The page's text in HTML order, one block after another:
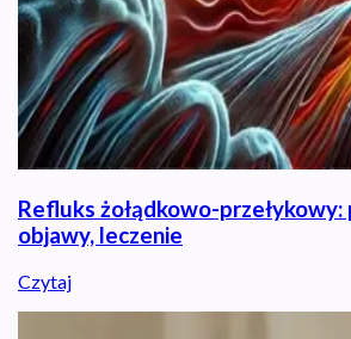
Refluks żołądkowo-przełykowy:
objawy, leczenie
Czytaj